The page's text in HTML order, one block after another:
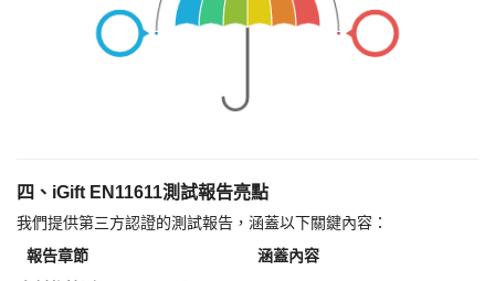
四、 iGift EN11611測試報告亮點
我們提供第三方認證的測試報告，涵蓋以下關鍵內容：
報告章節
涵蓋內容